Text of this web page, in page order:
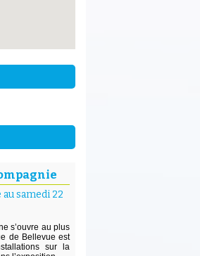
samedi 22
s’ouvre au plus
de Bellevue est
sur la